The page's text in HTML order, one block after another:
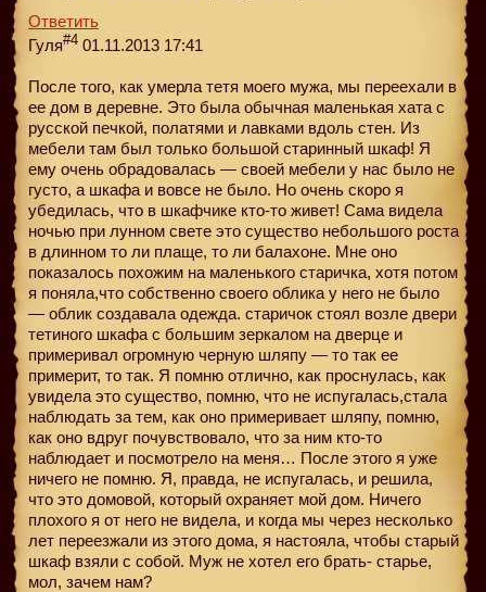
Ответить
Гуля#4 01.11.2013 17:41
После того, как умерла тетя моего мужа, мы переехали в
ее дом в деревне. Это была обычная маленькая хата с
русской печкой, полатями и лавками вдоль стен. Из
мебели там был только большой старинный шкаф! Я
ему очень обрадовалась — своей мебели у нас было не
густо, а шкафа и вовсе не было. Но очень скоро я
убедилась, что в шкафчике кто-то живет! Сама видела
ночью при лунном свете это существо небольшого роста
в длинном то ли плаще, то ли балахоне. Мне оно
показалось похожим на маленького старичка, хотя потом
я поняла,что собственно своего облика у него не было
— облик создавала одежда. старичок стоял возле двери
тетиного шкафа с большим зеркалом на дверце и
примеривал огромную черную шляпу — то так ее
примерит, то так. Я помню отлично, как проснулась, как
увидела это существо, помню, что не испугалась,стала
наблюдать за тем, как оно примеривает шляпу, помню,
как оно вдруг почувствовало, что за ним кто-то
наблюдает и посмотрело на меня… После этого я уже
ничего не помню. Я, правда, не испугалась, и решила,
что это домовой, который охраняет мой дом. Ничего
плохого я от него не видела, и когда мы через несколько
лет переезжали из этого дома, я настояла, чтобы старый
шкаф взяли с собой. Муж не хотел его брать- старье,
мол, зачем нам?